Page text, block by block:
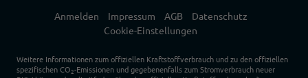
Anmelden Impressum AGB
Datenschutz
Cookie-Einstellungen
Weitere Informationen zum offiziellen Kraftstoffverbrauch und zu den offiziellen
spezifischen CO2-Emissionen und gegebenenfalls zum Stromverbrauch neuer